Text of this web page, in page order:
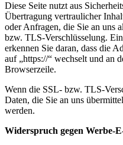
Diese Seite nutzt aus
Übertragung vertraulicher
oder Anfragen, die Sie an uns
bzw. TLS-Verschlüsselung.
erkennen Sie daran, dass die
auf „https://“ wechselt und an
Browserzeile.
Wenn die SSL- bzw. TLS-
Daten, die Sie an uns
werden.
Widerspruch gegen Werbe-